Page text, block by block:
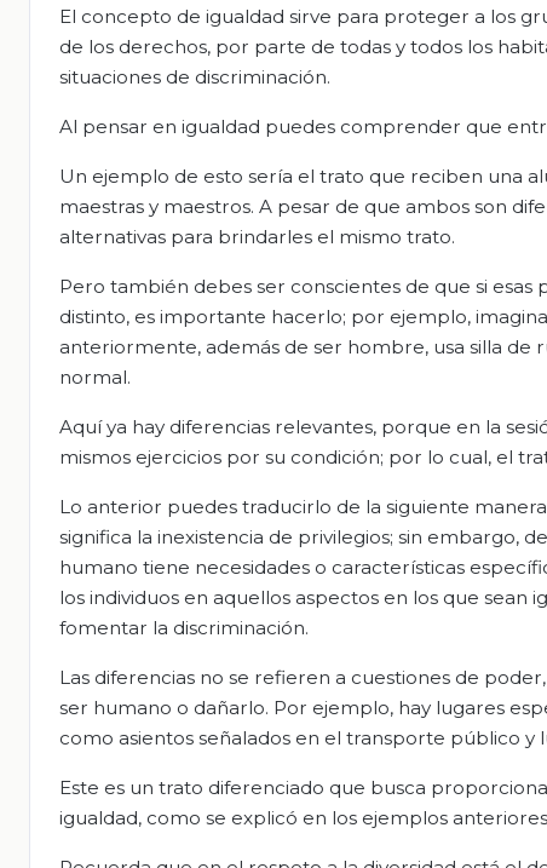
El concepto de igualdad sirve para proteger a los
de los derechos, por parte de todas y todos los
situaciones de discriminación.
Al pensar en igualdad puedes comprender que
Un ejemplo de esto sería el trato que reciben una
maestras y maestros. A pesar de que ambos son
alternativas para brindarles el mismo trato.
Pero también debes ser conscientes de que si
distinto, es importante hacerlo; por ejemplo,
anteriormente, además de ser hombre, usa silla de
normal.
Aquí ya hay diferencias relevantes, porque en la
mismos ejercicios por su condición; por lo cual, el
Lo anterior puedes traducirlo de la siguiente
significa la inexistencia de privilegios; sin embargo,
humano tiene necesidades o características
los individuos en aquellos aspectos en los que sean
fomentar la discriminación.
Las diferencias no se refieren a cuestiones de
ser humano o dañarlo. Por ejemplo, hay lugares
como asientos señalados en el transporte público y
Este es un trato diferenciado que busca
igualdad, como se explicó en los ejemplos